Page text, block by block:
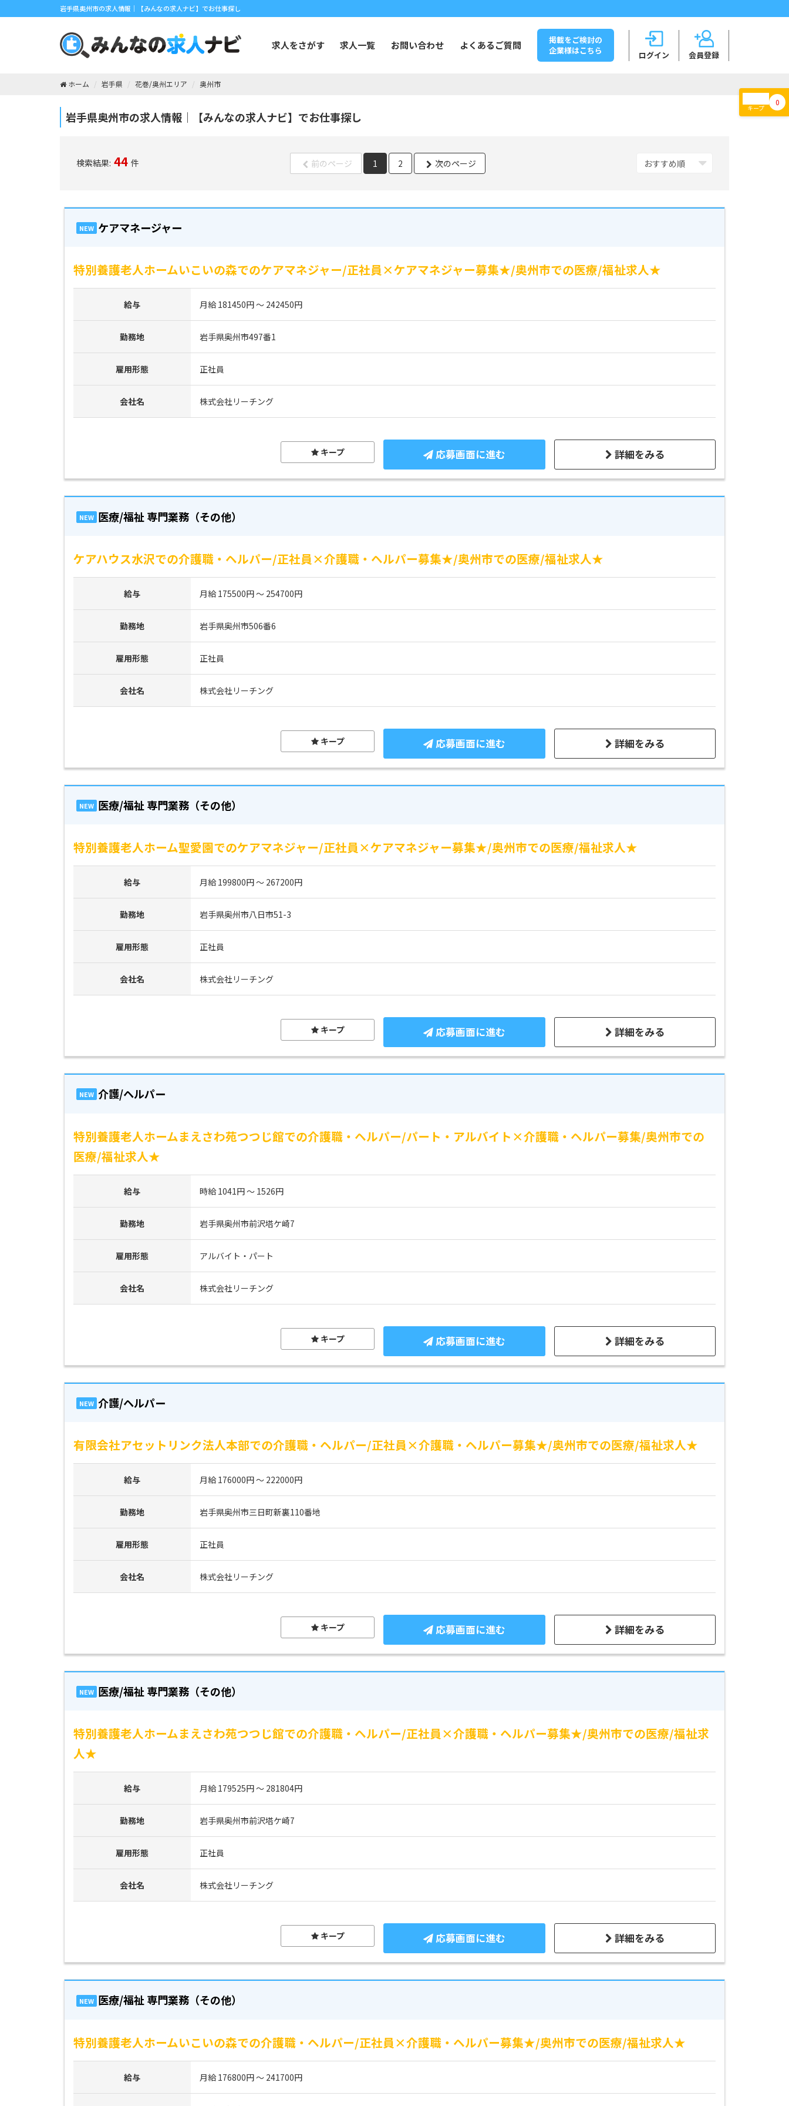
岩手県奥州市の求人情報｜【みんなの求人ナビ】でお仕事探し
会員登録
ログイン
求人をさがす 求人一覧 お問い合わせ よくあるご質問
掲載をご検討の
企業様はこちら
キープ
0
ホーム 岩手県 花巻/奥州エリア 奥州市
岩手県奥州市の求人情報｜【みんなの求人ナビ】でお仕事探し
検索結果: 44 件 前のページ 1 2 次のページ
NEW ケアマネージャー
特別養護老人ホームいこいの森でのケアマネジャー/正社員×ケアマネジャー募集★/奥州市での医療/福祉求人★
給与 月給 181450円 ～ 242450円
勤務地 岩手県奥州市497番1
雇用形態 正社員
会社名 株式会社リーチング
詳細をみる
応募画面に進む
キープ
NEW 医療/福祉 専門業務（その他）
ケアハウス水沢での介護職・ヘルパー/正社員×介護職・ヘルパー募集★/奥州市での医療/福祉求人★
給与 月給 175500円 ～ 254700円
勤務地 岩手県奥州市506番6
雇用形態 正社員
会社名 株式会社リーチング
詳細をみる
応募画面に進む
キープ
NEW 医療/福祉 専門業務（その他）
特別養護老人ホーム聖愛園でのケアマネジャー/正社員×ケアマネジャー募集★/奥州市での医療/福祉求人★
給与 月給 199800円 ～ 267200円
勤務地 岩手県奥州市八日市51-3
雇用形態 正社員
会社名 株式会社リーチング
詳細をみる
応募画面に進む
キープ
NEW 介護/ヘルパー
特別養護老人ホームまえさわ苑つつじ館での介護職・ヘルパー/パート・アルバイト×介護職・ヘルパー募集/奥州市での
医療/福祉求人★
給与 時給 1041円 ～ 1526円
勤務地 岩手県奥州市前沢塔ケ崎7
雇用形態 アルバイト・パート
会社名 株式会社リーチング
詳細をみる
応募画面に進む
キープ
NEW 介護/ヘルパー
有限会社アセットリンク法人本部での介護職・ヘルパー/正社員×介護職・ヘルパー募集★/奥州市での医療/福祉求人★
給与 月給 176000円 ～ 222000円
勤務地 岩手県奥州市三日町新裏110番地
雇用形態 正社員
会社名 株式会社リーチング
詳細をみる
応募画面に進む
キープ
NEW 医療/福祉 専門業務（その他）
特別養護老人ホームまえさわ苑つつじ館での介護職・ヘルパー/正社員×介護職・ヘルパー募集★/奥州市での医療/福祉求
人★
給与 月給 179525円 ～ 281804円
勤務地 岩手県奥州市前沢塔ケ崎7
雇用形態 正社員
会社名 株式会社リーチング
詳細をみる
応募画面に進む
キープ
NEW 医療/福祉 専門業務（その他）
特別養護老人ホームいこいの森での介護職・ヘルパー/正社員×介護職・ヘルパー募集★/奥州市での医療/福祉求人★
給与 月給 176800円 ～ 241700円